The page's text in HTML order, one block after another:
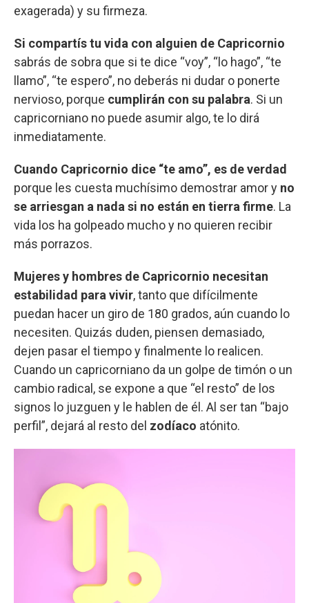
exagerada) y su firmeza.
Si compartís tu vida con alguien de Capricornio
sabrás de sobra que si te dice “voy”, “lo hago”, “te
llamo”, “te espero”, no deberás ni dudar o ponerte
nervioso, porque cumplirán con su palabra. Si un
capricorniano no puede asumir algo, te lo dirá
inmediatamente.
Cuando Capricornio dice “te amo”, es de verdad
porque les cuesta muchísimo demostrar amor y no
se arriesgan a nada si no están en tierra firme. La
vida los ha golpeado mucho y no quieren recibir
más porrazos.
Mujeres y hombres de Capricornio necesitan
estabilidad para vivir, tanto que difícilmente
puedan hacer un giro de 180 grados, aún cuando lo
necesiten. Quizás duden, piensen demasiado,
dejen pasar el tiempo y finalmente lo realicen.
Cuando un capricorniano da un golpe de timón o un
cambio radical, se expone a que “el resto” de los
signos lo juzguen y le hablen de él. Al ser tan “bajo
perfil”, dejará al resto del zodíaco atónito.